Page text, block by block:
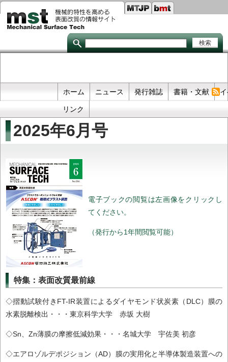
メ
イ
テ
links
ホーム ニュース 発行雑誌 書籍・文献
リンク
2025年6月号
電子ブックの閲覧は左画像をクリックし
てください。
（発行から1年間閲覧可能）
特集：表面改質最前線
◇摺動試験付きFT-IR装置によるダイヤモンド状炭素（DLC）膜の
水素脱離検出・・・東京科学大学 赤坂 大樹
◇Sn、Zn薄膜の摩擦低減効果・・・名城大学 宇佐美 初彦
◇エアロゾルデポジション（AD）膜の実用化と半導体製造装置への